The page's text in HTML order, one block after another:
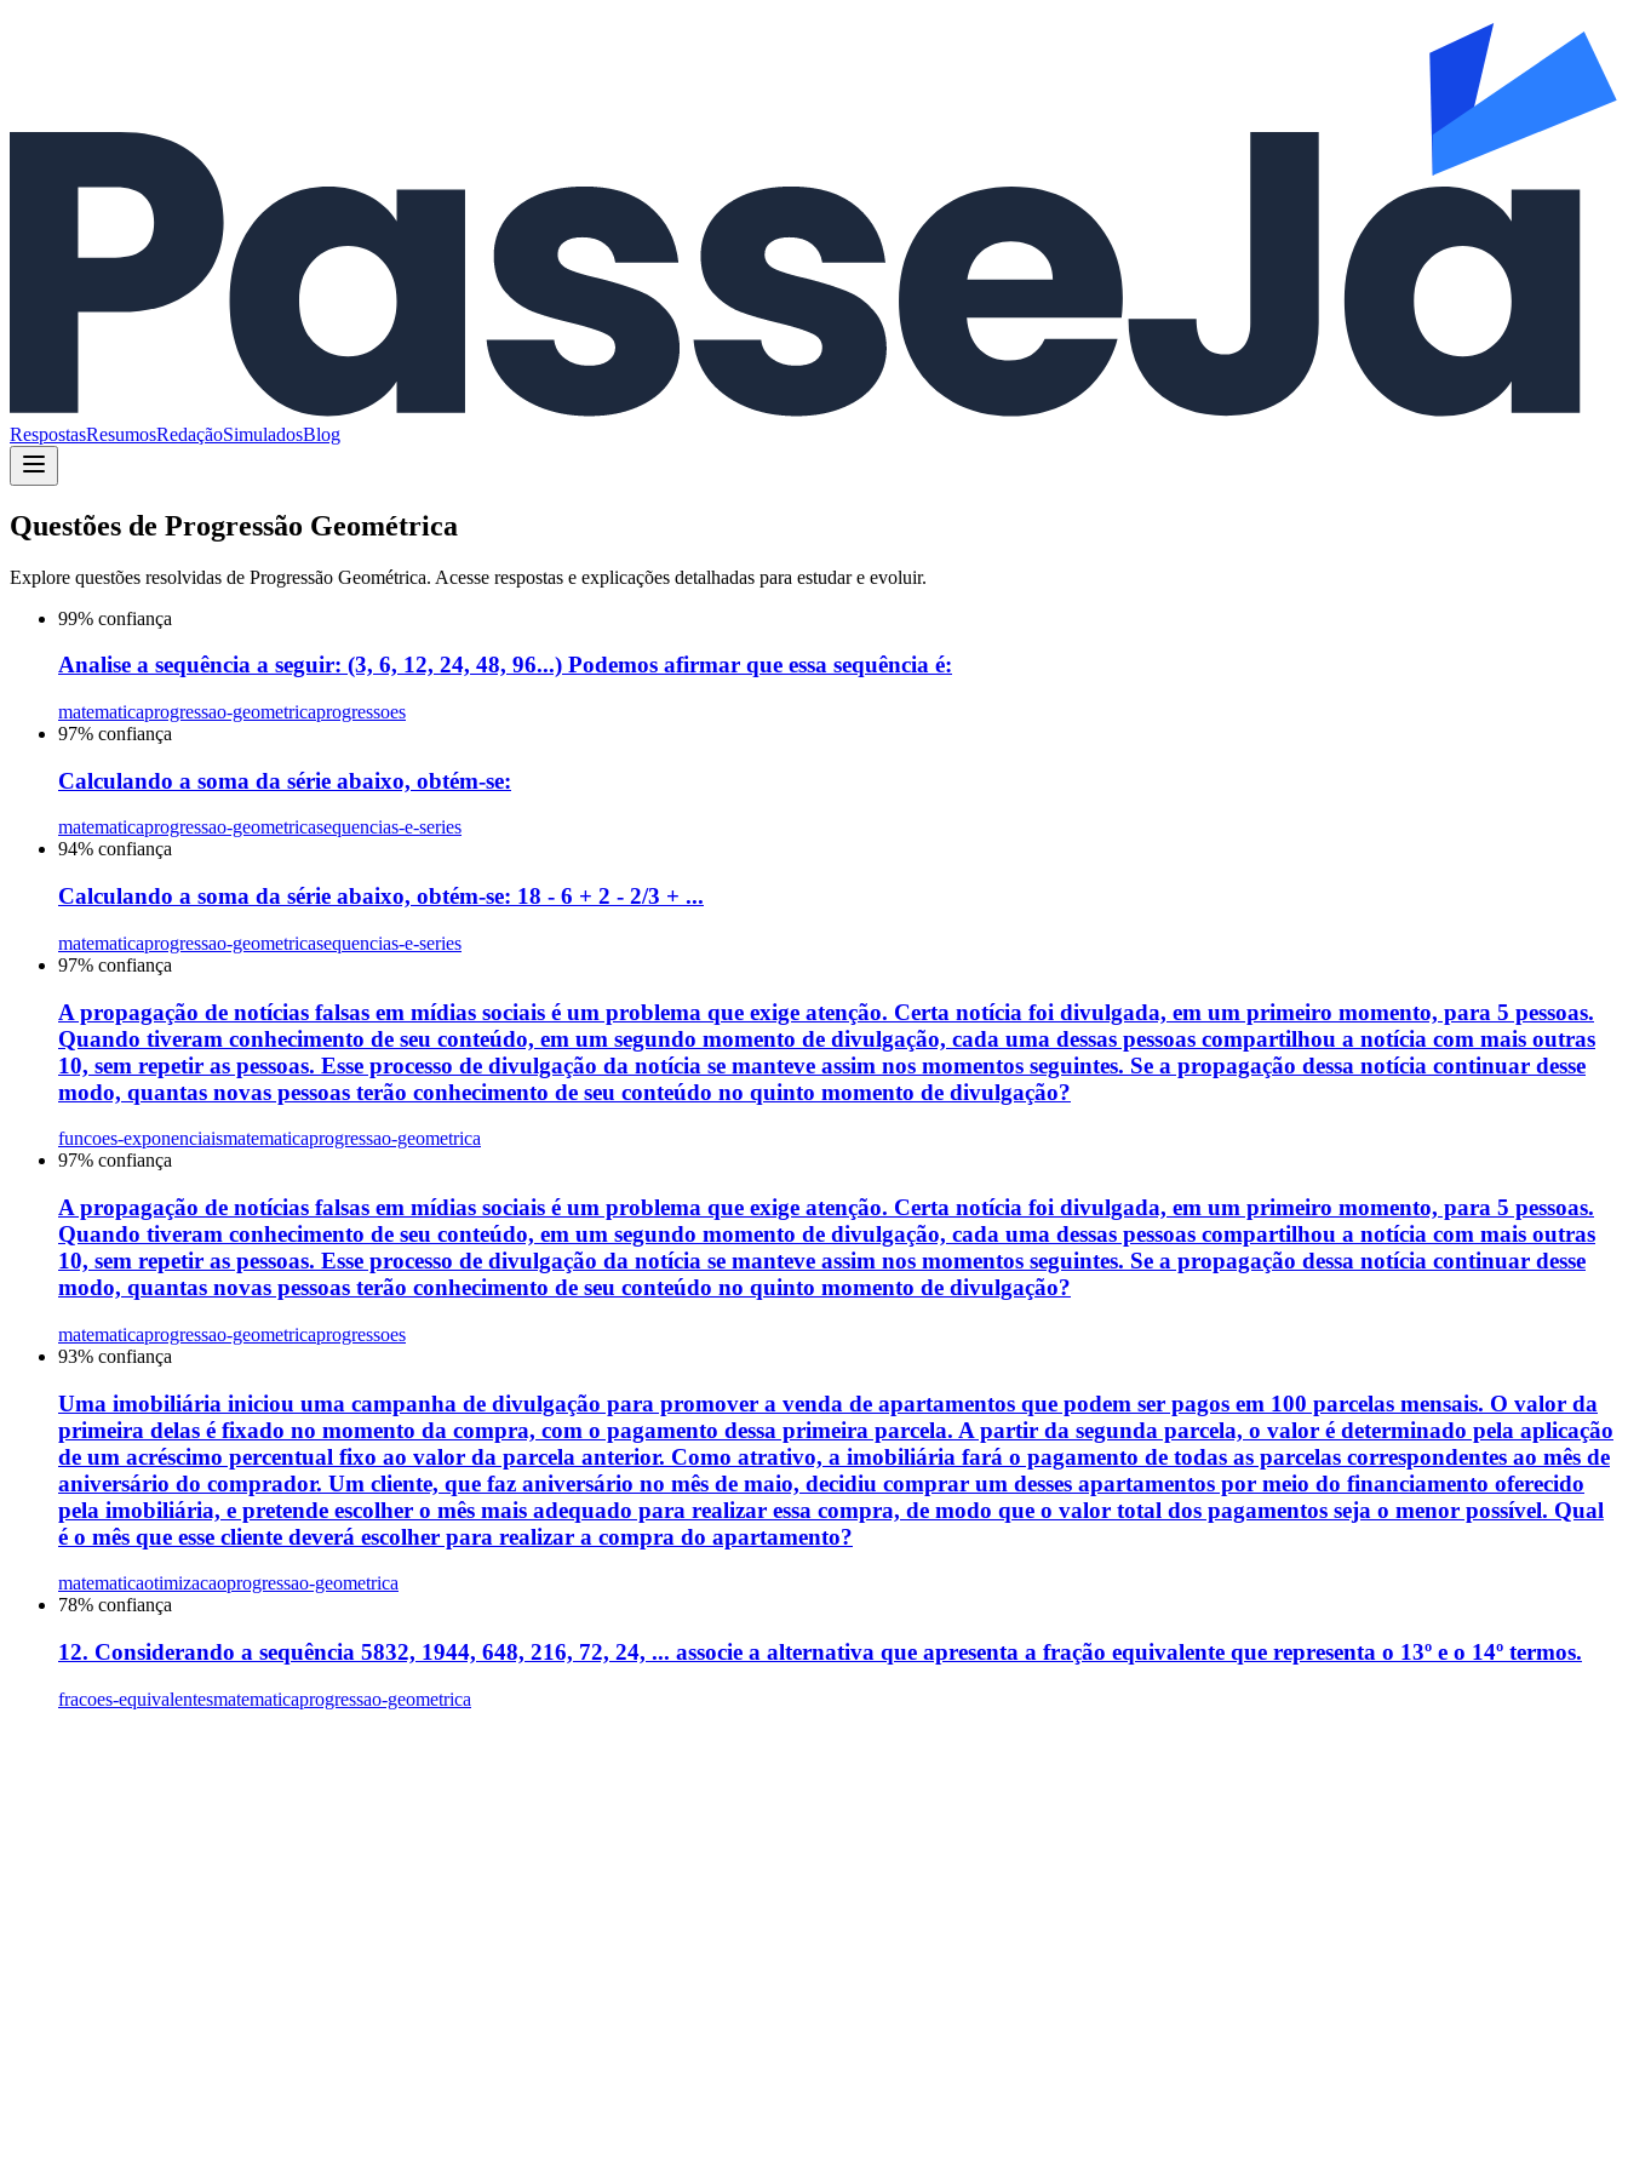
RespostasResumosRedaçãoSimuladosBlog
Questões de Progressão Geométrica
Explore questões resolvidas de Progressão Geométrica. Acesse respostas e explicações detalhadas para estudar e evoluir.
99% confiança
Analise a sequência a seguir: (3, 6, 12, 24, 48, 96...) Podemos afirmar que essa sequência é:
matematicaprogressao-geometricaprogressoes
97% confiança
Calculando a soma da série abaixo, obtém-se:
matematicaprogressao-geometricasequencias-e-series
94% confiança
Calculando a soma da série abaixo, obtém-se: 18 - 6 + 2 - 2/3 + ...
matematicaprogressao-geometricasequencias-e-series
97% confiança
A propagação de notícias falsas em mídias sociais é um problema que exige atenção. Certa notícia foi divulgada, em um primeiro momento, para 5 pessoas.
Quando tiveram conhecimento de seu conteúdo, em um segundo momento de divulgação, cada uma dessas pessoas compartilhou a notícia com mais outras
10, sem repetir as pessoas. Esse processo de divulgação da notícia se manteve assim nos momentos seguintes. Se a propagação dessa notícia continuar desse
modo, quantas novas pessoas terão conhecimento de seu conteúdo no quinto momento de divulgação?
funcoes-exponenciaismatematicaprogressao-geometrica
97% confiança
A propagação de notícias falsas em mídias sociais é um problema que exige atenção. Certa notícia foi divulgada, em um primeiro momento, para 5 pessoas.
Quando tiveram conhecimento de seu conteúdo, em um segundo momento de divulgação, cada uma dessas pessoas compartilhou a notícia com mais outras
10, sem repetir as pessoas. Esse processo de divulgação da notícia se manteve assim nos momentos seguintes. Se a propagação dessa notícia continuar desse
modo, quantas novas pessoas terão conhecimento de seu conteúdo no quinto momento de divulgação?
matematicaprogressao-geometricaprogressoes
93% confiança
Uma imobiliária iniciou uma campanha de divulgação para promover a venda de apartamentos que podem ser pagos em 100 parcelas mensais. O valor da
primeira delas é fixado no momento da compra, com o pagamento dessa primeira parcela. A partir da segunda parcela, o valor é determinado pela aplicação
de um acréscimo percentual fixo ao valor da parcela anterior. Como atrativo, a imobiliária fará o pagamento de todas as parcelas correspondentes ao mês de
aniversário do comprador. Um cliente, que faz aniversário no mês de maio, decidiu comprar um desses apartamentos por meio do financiamento oferecido
pela imobiliária, e pretende escolher o mês mais adequado para realizar essa compra, de modo que o valor total dos pagamentos seja o menor possível. Qual
é o mês que esse cliente deverá escolher para realizar a compra do apartamento?
matematicaotimizacaoprogressao-geometrica
78% confiança
12. Considerando a sequência 5832, 1944, 648, 216, 72, 24, ... associe a alternativa que apresenta a fração equivalente que representa o 13º e o 14º termos.
fracoes-equivalentesmatematicaprogressao-geometrica